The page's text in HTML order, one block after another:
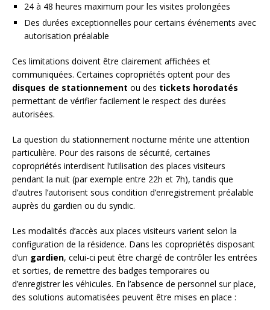
24 à 48 heures maximum pour les visites prolongées
Des durées exceptionnelles pour certains événements avec
autorisation préalable
Ces limitations doivent être clairement affichées et
communiquées. Certaines copropriétés optent pour des
disques de stationnement ou des tickets horodatés
permettant de vérifier facilement le respect des durées
autorisées.
La question du stationnement nocturne mérite une attention
particulière. Pour des raisons de sécurité, certaines
copropriétés interdisent l’utilisation des places visiteurs
pendant la nuit (par exemple entre 22h et 7h), tandis que
d’autres l’autorisent sous condition d’enregistrement préalable
auprès du gardien ou du syndic.
Les modalités d’accès aux places visiteurs varient selon la
configuration de la résidence. Dans les copropriétés disposant
d’un gardien, celui-ci peut être chargé de contrôler les entrées
et sorties, de remettre des badges temporaires ou
d’enregistrer les véhicules. En l’absence de personnel sur place,
des solutions automatisées peuvent être mises en place :